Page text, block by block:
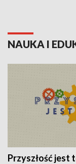
NAUKA I
Przyszłość jest